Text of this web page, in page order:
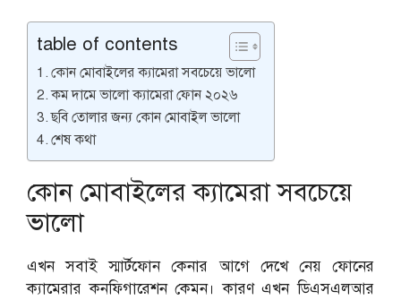
table of contents
কোন মোবাইলের ক্যামেরা সবচেয়ে ভালো
কম দামে ভালো ক্যামেরা ফোন ২০২৬
ছবি তোলার জন্য কোন মোবাইল ভালো
শেষ কথা
কোন মোবাইলের ক্যামেরা সবচেয়ে
ভালো
এখন সবাই স্মার্টফোন কেনার আগে দেখে নেয় ফোনের
ক্যামেরার কনফিগারেশন কেমন। কারণ এখন ডিএসএলআর